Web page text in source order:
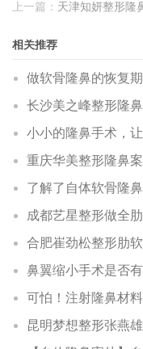
上一篇： 天津知妍整形隆
相关推荐
做软骨隆鼻的恢复
长沙美之峰整形隆
小小的隆鼻手术，
重庆华美整形隆鼻
了解了自体软骨隆
成都艺星整形做全
合肥崔劲松整形肋
鼻翼缩小手术是否
可怕！注射隆鼻材
昆明梦想整形张燕